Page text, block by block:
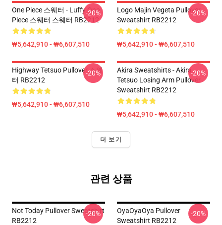
One Piece 스웨터 - Luffy One
Piece 스웨터 스웨터 RB2212
₩5,642,910 - ₩6,607,510
-20%
Logo Majin Vegeta Pullover
Sweatshirt RB2212
₩5,642,910 - ₩6,607,510
-20%
Highway Tetsuo Pullover 스웨
터 RB2212
₩5,642,910 - ₩6,607,510
-20%
Akira Sweatshirts - Akira
Tetsuo Losing Arm Pullover
Sweatshirt RB2212
₩5,642,910 - ₩6,607,510
-20%
더 보기
관련 상품
Not Today Pullover Sweatshirt
RB2212
-20%
OyaOyaOya Pullover
Sweatshirt RB2212
-20%